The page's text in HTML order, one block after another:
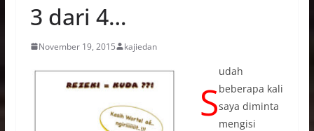
3 dari 4…
November 19, 2015 kajiedan
S
udah
beberapa kali
saya diminta
mengisi